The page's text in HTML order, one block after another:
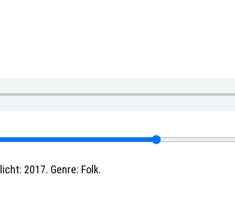
2017. Genre: Folk.